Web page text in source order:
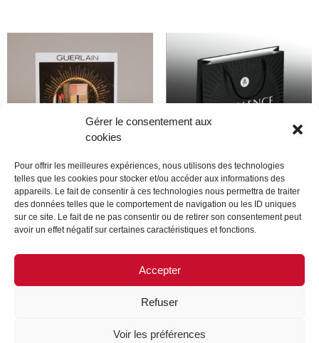
Gérer le consentement aux
cookies
Pour offrir les meilleures expériences, nous utilisons des technologies
telles que les cookies pour stocker et/ou accéder aux informations des
appareils. Le fait de consentir à ces technologies nous permettra de traiter
des données telles que le comportement de navigation ou les ID uniques
sur ce site. Le fait de ne pas consentir ou de retirer son consentement peut
avoir un effet négatif sur certaines caractéristiques et fonctions.
Accepter
Refuser
Voir les préférences
guerlain
Lire la suite
Guerlain
Lire la suite